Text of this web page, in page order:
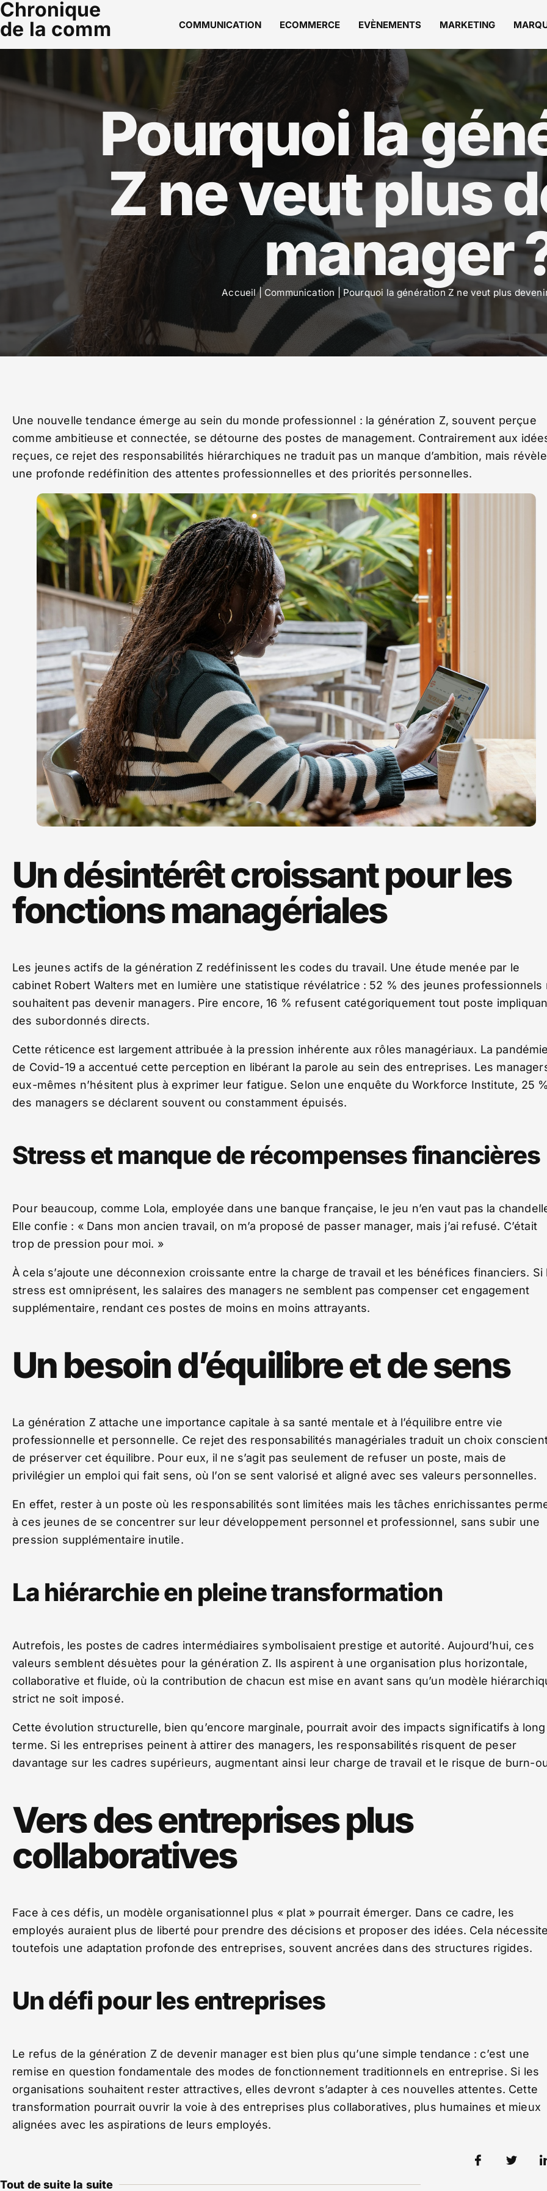
Chronique
de la comm
COMMUNICATION ECOMMERCE EVÈNEMENTS MARKETING
Pourquoi la
Z ne veut plus
manager
Accueil| Communication |Pourquoi la génération Z ne veut plus
Une nouvelle tendance émerge au sein du monde professionnel : la génération Z, souvent perçue
comme ambitieuse et connectée, se détourne des postes de management. Contrairement aux
reçues, ce rejet des responsabilités hiérarchiques ne traduit pas un manque d’ambition, mais révèle
une profonde redéfinition des attentes professionnelles et des priorités personnelles.
Un désintérêt croissant pour les
fonctions managériales
Les jeunes actifs de la génération Z redéfinissent les codes du travail. Une étude menée par le
cabinet Robert Walters met en lumière une statistique révélatrice : 52 % des jeunes professionnels
souhaitent pas devenir managers. Pire encore, 16 % refusent catégoriquement tout poste
des subordonnés directs.
Cette réticence est largement attribuée à la pression inhérente aux rôles managériaux. La
de Covid-19 a accentué cette perception en libérant la parole au sein des entreprises. Les
eux-mêmes n’hésitent plus à exprimer leur fatigue. Selon une enquête du Workforce Institute, 25
des managers se déclarent souvent ou constamment épuisés.
Stress et manque de récompenses financières
Pour beaucoup, comme Lola, employée dans une banque française, le jeu n’en vaut pas la
Elle confie : « Dans mon ancien travail, on m’a proposé de passer manager, mais j’ai refusé. C’était
trop de pression pour moi. »
À cela s’ajoute une déconnexion croissante entre la charge de travail et les bénéfices financiers. Si
stress est omniprésent, les salaires des managers ne semblent pas compenser cet engagement
supplémentaire, rendant ces postes de moins en moins attrayants.
Un besoin d’équilibre et de sens
La génération Z attache une importance capitale à sa santé mentale et à l’équilibre entre vie
professionnelle et personnelle. Ce rejet des responsabilités managériales traduit un choix
de préserver cet équilibre. Pour eux, il ne s’agit pas seulement de refuser un poste, mais de
privilégier un emploi qui fait sens, où l’on se sent valorisé et aligné avec ses valeurs personnelles.
En effet, rester à un poste où les responsabilités sont limitées mais les tâches enrichissantes
à ces jeunes de se concentrer sur leur développement personnel et professionnel, sans subir une
pression supplémentaire inutile.
La hiérarchie en pleine transformation
Autrefois, les postes de cadres intermédiaires symbolisaient prestige et autorité. Aujourd’hui, ces
valeurs semblent désuètes pour la génération Z. Ils aspirent à une organisation plus horizontale,
collaborative et fluide, où la contribution de chacun est mise en avant sans qu’un modèle
strict ne soit imposé.
Cette évolution structurelle, bien qu’encore marginale, pourrait avoir des impacts significatifs à long
terme. Si les entreprises peinent à attirer des managers, les responsabilités risquent de peser
davantage sur les cadres supérieurs, augmentant ainsi leur charge de travail et le risque de burn-
Vers des entreprises plus
collaboratives
Face à ces défis, un modèle organisationnel plus « plat » pourrait émerger. Dans ce cadre, les
employés auraient plus de liberté pour prendre des décisions et proposer des idées. Cela
toutefois une adaptation profonde des entreprises, souvent ancrées dans des structures rigides.
Un défi pour les entreprises
Le refus de la génération Z de devenir manager est bien plus qu’une simple tendance : c’est une
remise en question fondamentale des modes de fonctionnement traditionnels en entreprise. Si les
organisations souhaitent rester attractives, elles devront s’adapter à ces nouvelles attentes. Cette
transformation pourrait ouvrir la voie à des entreprises plus collaboratives, plus humaines et mieux
alignées avec les aspirations de leurs employés.
Tout de suite la suite